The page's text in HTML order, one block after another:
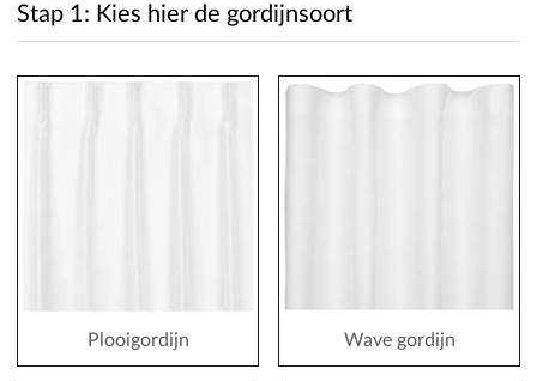
Stap 1: Kies hier de gordijnsoort
Plooigordijn Wave gordijn